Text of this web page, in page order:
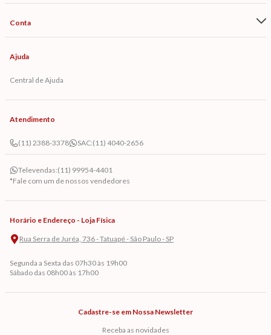
Conta
Ajuda
Central de Ajuda
Atendimento
(11) 2388-3378 SAC:(11) 4040-2656
Televendas:(11) 99954-4401
*Fale com um de nossos vendedores
Horário e Endereço - Loja Física
Rua Serra de Juréa, 736 - Tatuapé - São Paulo - SP
Segunda a Sexta das 07h30 às 19h00
Sábado das 08h00 às 17h00
Cadastre-se em Nossa Newsletter
Receba as novidades